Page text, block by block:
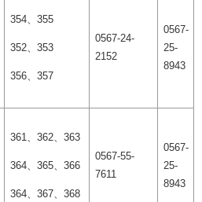
354、355
352、353
356、357
0567-24-
2152
0567-
25-
8943
361、362、363
364、365、366
364、367、368
0567-55-
7611
0567-
25-
8943